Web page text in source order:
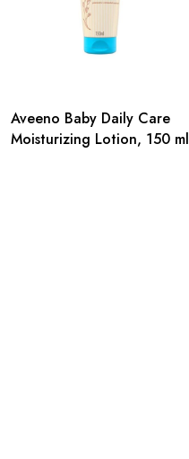
Aveeno Baby Daily Care
Moisturizing Lotion, 150 ml